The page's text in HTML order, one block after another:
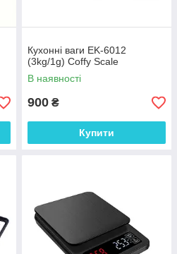
Кухонні ваги EK-6012
(3kg/1g) Coffy Scale
В наявності
900 ₴
Купити